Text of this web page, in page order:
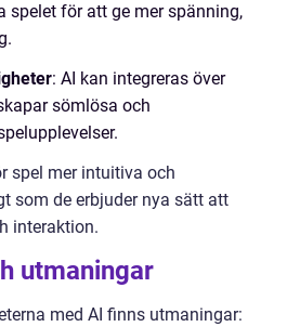
spelet för att ge mer spänning,
: AI kan integreras över
sömlösa och
spel mer intuitiva och
som de erbjuder nya sätt att
interaktion.
utmaningar
med AI finns utmaningar: